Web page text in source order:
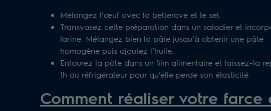
Mélangez l’œuf avec la betterave et le sel.
Transvasez cette préparation dans un saladier et
farine. Mélangez bien la pâte jusqu’à obtenir une pâte
homogène puis ajoutez l’huile.
Entourez la pâte dans un film alimentaire et laissez-la
1h au réfrigérateur pour qu’elle perde son élasticité.
Comment réaliser votre farce